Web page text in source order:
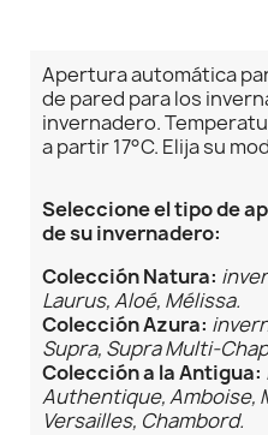
Apertura automática
de pared para los
invernadero.
a partir 17°C. Elija su
Seleccione el tipo de
de su invernadero:
Colección Natura:
Laurus, Aloé, Mélissa.
Colección Azura:
Supra, Supra Multi-
Colección a la Antigua:
Authentique, Amboise,
Versailles, Chambord.